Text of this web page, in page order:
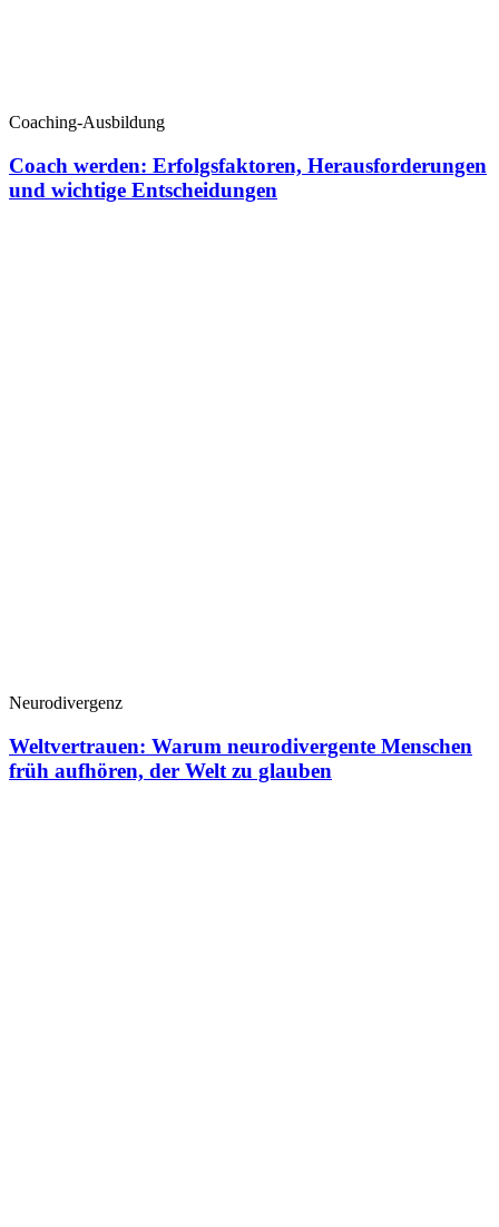
Coaching-Ausbildung
Coach werden: Erfolgsfaktoren, Herausforderungen
und wichtige Entscheidungen
Neurodivergenz
Weltvertrauen: Warum neurodivergente Menschen
früh aufhören, der Welt zu glauben